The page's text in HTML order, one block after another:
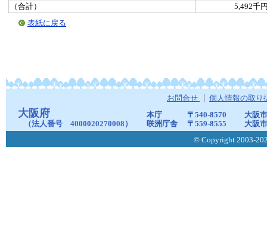
（合計）
5,492千
表紙に戻る
お問合せ 個人情報の取り
大阪府
（法人番号 4000020270008）
本庁 〒540-8570
大阪
咲洲庁舎
〒559-8555
大阪
© Copyright 2003-